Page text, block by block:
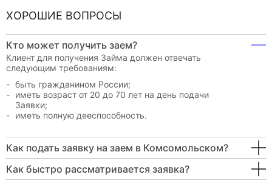
ХОРОШИЕ ВОПРОСЫ
Кто может получить заем?
Клиент для получения Займа должен отвечать
следующим требованиям:
быть гражданином России;
иметь возраст от 20 до 70 лет на день подачи
Заявки;
иметь полную дееспособность.
Как подать заявку на заем в Комсомольском?
Как быстро рассматривается заявка?